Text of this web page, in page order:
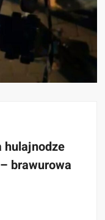
hulajnodze
brawurowa